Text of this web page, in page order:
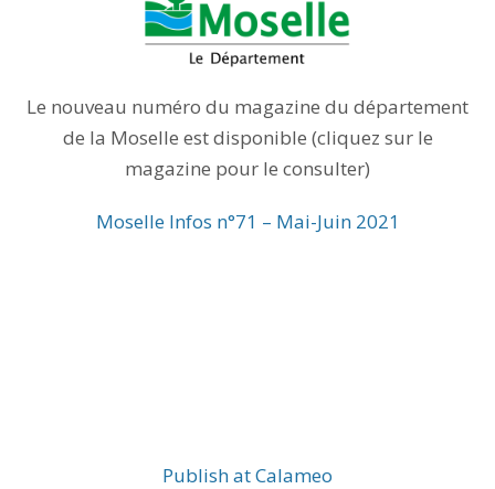
Le nouveau numéro du magazine du département
de la Moselle est disponible (cliquez sur le
magazine pour le consulter)
Moselle Infos n°71 – Mai-Juin 2021
Publish at Calameo